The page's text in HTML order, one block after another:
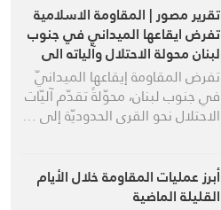
تقرير مصور | المقاومة الاسلامية
تفرض ايقاعها الميداني في جنوب
لبنان محولة الاحتلال وآلياته الى
استنزاف مفتوح بالنار
تفرض المقاومة إيقاعها الميدانيّ
في جنوب لبنان، محوّلةً تقدّم آليّات
الاحتلال نحو القرى الحدوديّة إلى …
أبرز عمليات المقاومة خلال الأيام
القليلة الماضية